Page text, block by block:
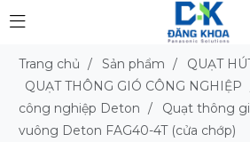
Trang chủ / Sản phẩm / QUẠT
QUẠT THÔNG GIÓ CÔNG NGHIỆP
công nghiệp Deton /
Quạt thông
vuông Deton FAG40-4T (cửa chớp)